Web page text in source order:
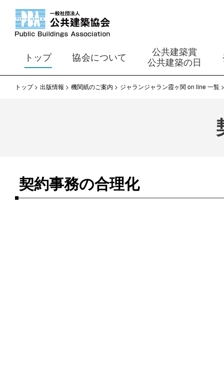
トップ 協会について
公共建築賞
公共建築の日
トップ 出版情報 機関紙のご案内 ジャランジャラン霞ヶ関 on line 一覧
契約事務の合理化